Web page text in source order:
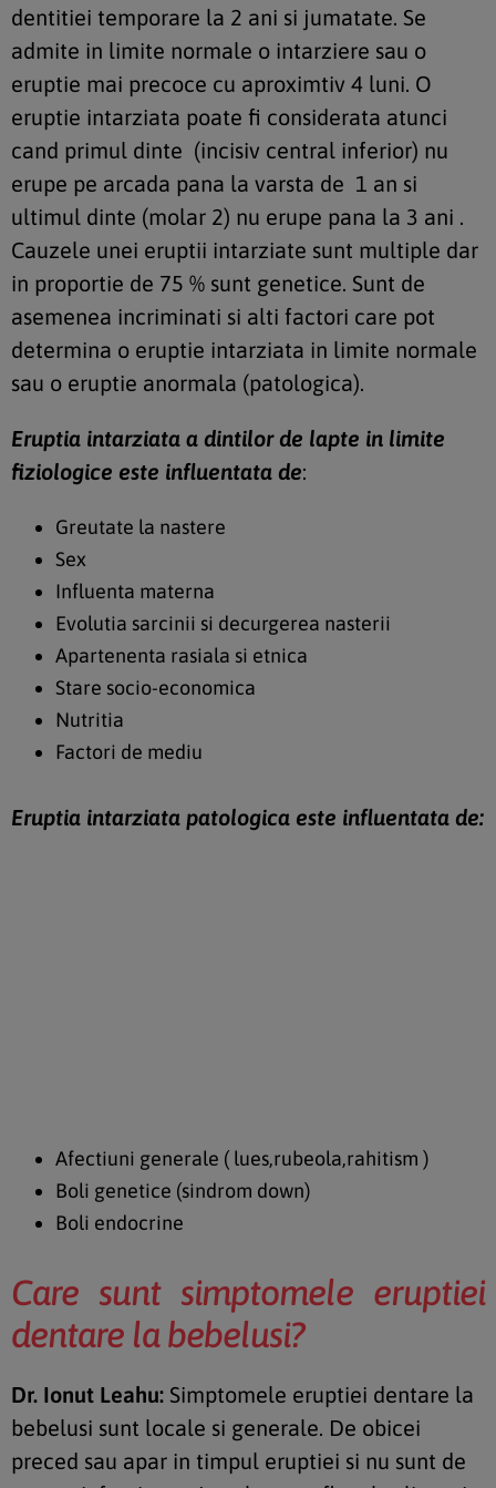
dentitiei temporare la 2 ani si jumatate. Se
admite in limite normale o intarziere sau o
eruptie mai precoce cu aproximtiv 4 luni. O
eruptie intarziata poate fi considerata atunci
cand primul dinte (incisiv central inferior) nu
erupe pe arcada pana la varsta de 1 an si
ultimul dinte (molar 2) nu erupe pana la 3 ani .
Cauzele unei eruptii intarziate sunt multiple dar
in proportie de 75 % sunt genetice. Sunt de
asemenea incriminati si alti factori care pot
determina o eruptie intarziata in limite normale
sau o eruptie anormala (patologica).
Eruptia intarziata a dintilor de lapte in limite
fiziologice este influentata de:
Greutate la nastere
Sex
Influenta materna
Evolutia sarcinii si decurgerea nasterii
Apartenenta rasiala si etnica
Stare socio-economica
Nutritia
Factori de mediu
Eruptia intarziata patologica este influentata de:
Afectiuni generale ( lues,rubeola,rahitism )
Boli genetice (sindrom down)
Boli endocrine
Care sunt simptomele eruptiei
dentare la bebelusi?
Dr. Ionut Leahu: Simptomele eruptiei dentare la
bebelusi sunt locale si generale. De obicei
preced sau apar in timpul eruptiei si nu sunt de